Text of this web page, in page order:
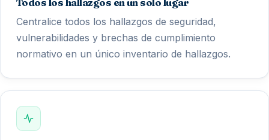
Centralice todos los hallazgos de seguridad,
vulnerabilidades y brechas de cumplimiento
normativo en un único inventario de hallazgos.